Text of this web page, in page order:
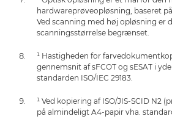
hardwareprøveopløsning, baseret
Ved scanning med høj opløsning er
scanningsstørrelse begrænset.
¹ Hastigheden for
gennemsnit af sFCOT og sESAT i
standarden ISO/IEC 29183.
¹ Ved kopiering af ISO/JIS-SCID N2
på almindeligt A4-papir vha.